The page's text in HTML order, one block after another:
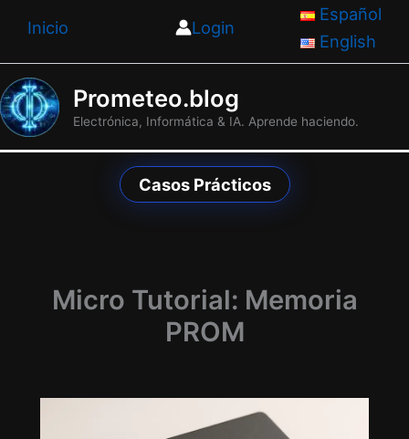
Inicio Login
Español
English
Prometeo.blog
Electrónica, Informática & IA. Aprende haciendo.
Casos Prácticos
Micro Tutorial: Memoria
PROM